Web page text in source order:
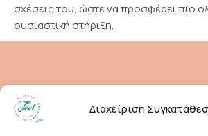
Διαχείριση
σχέσεις του, ώστε να προσφέρει πιο
ουσιαστική στήριξη.